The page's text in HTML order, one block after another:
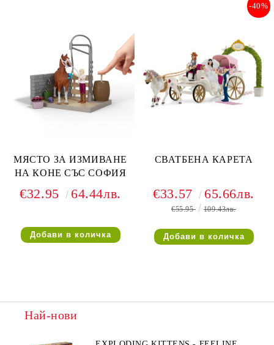
МЯСТО ЗА ИЗМИВАНЕ
НА КОНЕ СЪС СОФИЯ
€32.95 64.44лв.
СВАТБЕНА КАРЕТА
-40%
€33.57 65.66лв.
€55.95 109.43лв.
Най-нови